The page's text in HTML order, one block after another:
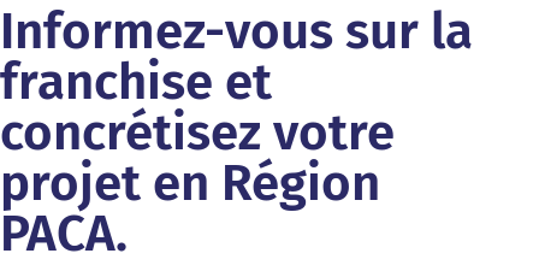
Informez-vous sur la
franchise et
concrétisez votre
projet en Région
PACA.